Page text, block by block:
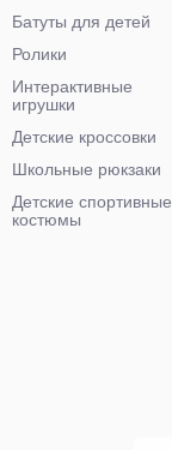
Батуты для детей
Ролики
Интерактивные
игрушки
Детские кроссовки
Школьные рюкзаки
Детские спортивные
костюмы